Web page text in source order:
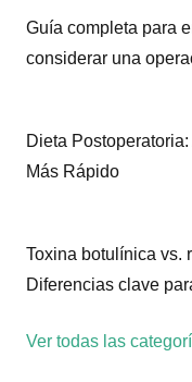
Guía completa para
considerar una
Dieta
Más Rápido
Toxina botulínica vs.
Diferencias clave
Ver todas las